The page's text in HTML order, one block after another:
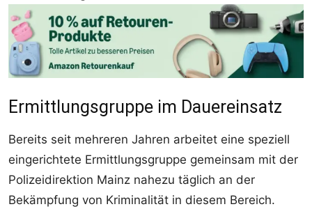
Ermittlungsgruppe im Dauereinsatz
Bereits seit mehreren Jahren arbeitet eine speziell
eingerichtete Ermittlungsgruppe gemeinsam mit der
Polizeidirektion Mainz nahezu täglich an der
Bekämpfung von Kriminalität in diesem Bereich.